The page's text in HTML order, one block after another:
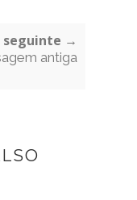
seguinte →
antiga